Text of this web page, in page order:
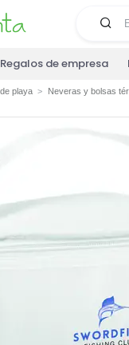
Regalos de empresa
playa Neveras y bolsas